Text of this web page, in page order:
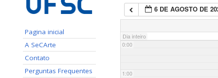
Pagina inicial
A SeCArte
Contato
Perguntas Frequentes
6 DE AGOSTO DE
Dia inteiro
0:00
1:00